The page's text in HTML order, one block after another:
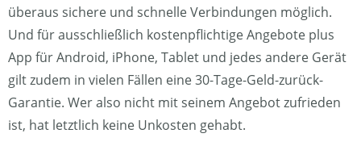
überaus sichere und schnelle Verbindungen möglich.
Und für ausschließlich kostenpflichtige Angebote plus
App für Android, iPhone, Tablet und jedes andere Gerät
gilt zudem in vielen Fällen eine 30-Tage-Geld-zurück-
Garantie. Wer also nicht mit seinem Angebot zufrieden
ist, hat letztlich keine Unkosten gehabt.